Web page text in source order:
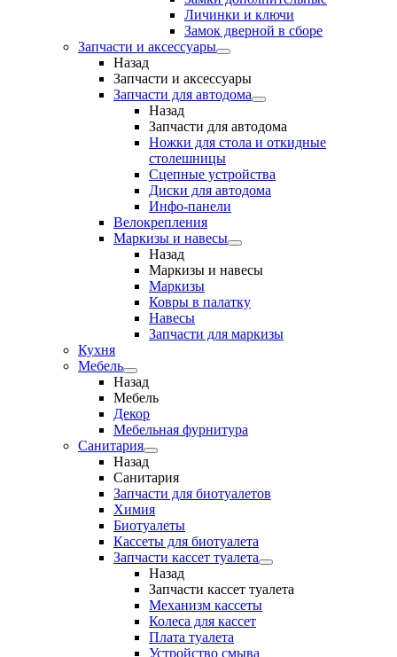
Личинки и ключи
Замок дверной в сборе
Запчасти и аксессуары
Назад
Запчасти и аксессуары
Запчасти для автодома
Назад
Запчасти для автодома
Ножки для стола и откидные
столешницы
Сцепные устройства
Диски для автодома
Инфо-панели
Велокрепления
Маркизы и навесы
Назад
Маркизы и навесы
Маркизы
Ковры в палатку
Навесы
Запчасти для маркизы
Кухня
Мебель
Назад
Мебель
Декор
Мебельная фурнитура
Санитария
Назад
Санитария
Запчасти для биотуалетов
Химия
Биотуалеты
Кассеты для биотуалета
Запчасти кассет туалета
Назад
Запчасти кассет туалета
Механизм кассеты
Колеса для кассет
Плата туалета
Устройство смыва